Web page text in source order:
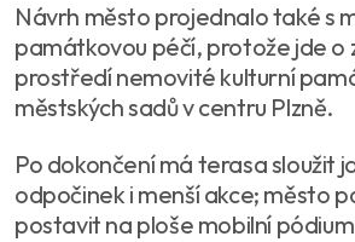
Návrh město projednalo také s
památkovou péčí, protože jde o
prostředí nemovité kulturní
městských sadů v centru Plzně.
Po dokončení má terasa sloužit
odpočinek i menší akce; město
postavit na ploše mobilní